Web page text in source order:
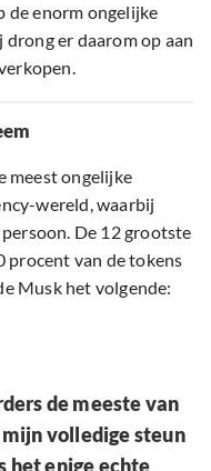
de enorm ongelijke
er daarom op aan
meest ongelijke
wereld, waarbij
De 12 grootste
procent van de tokens
Musk het volgende:
de meeste van
volledige steun
het enige echte